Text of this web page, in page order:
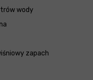
wody
zapach